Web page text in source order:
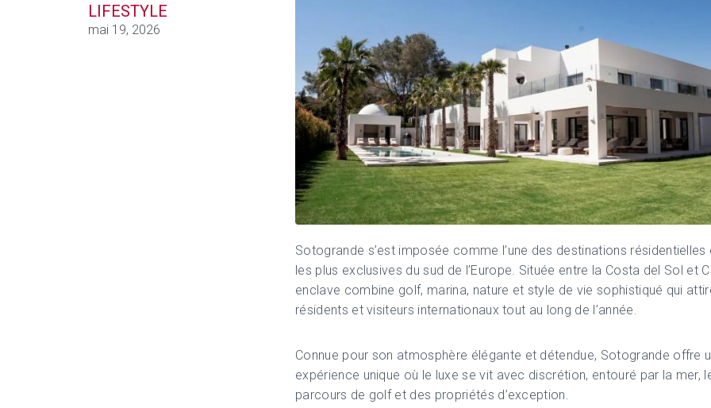
LIFESTYLE
mai 19, 2026
Sotogrande s’est imposée comme l’une des destinations
les plus exclusives du sud de l’Europe. Située entre la Costa del Sol et
enclave combine golf, marina, nature et style de vie sophistiqué qui
résidents et visiteurs internationaux tout au long de l’année.
Connue pour son atmosphère élégante et détendue, Sotogrande offre
expérience unique où le luxe se vit avec discrétion, entouré par la mer,
parcours de golf et des propriétés d’exception.